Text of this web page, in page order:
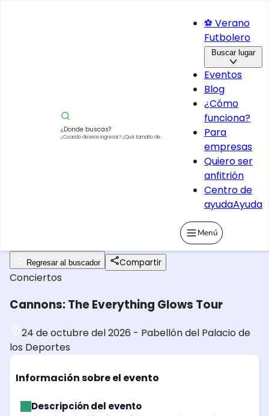
¿Donde buscas?
¿Cuando deseas ingresar?¿Qué tamaño de
⚽ Verano
Futbolero
Buscar lugar
Eventos
Blog
¿Cómo
funciona?
Para
empresas
Quiero ser
anfitrión
Centro de
ayudaAyuda
Menú
Regresar al buscador Compartir
Conciertos
Cannons: The Everything Glows Tour
24 de octubre del 2026 - Pabellón del Palacio de
los Deportes
Información sobre el evento
Descripción del evento